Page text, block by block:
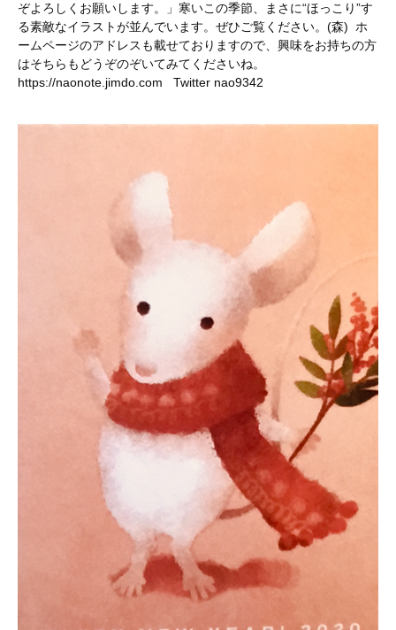
ぞよろしくお願いします。」寒いこの季節、まさに“ほっこり”す
る素敵なイラストが並んでいます。ぜひご覧ください。(森) ホ
ームページのアドレスも載せておりますので、興味をお持ちの方
はそちらもどうぞのぞいてみてくださいね。
https://naonote.jimdo.com Twitter nao9342